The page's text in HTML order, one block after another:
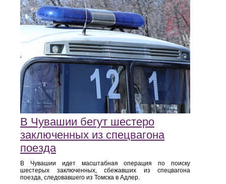
В Чувашии бегут шестеро
заключенных из спецвагона
поезда
В Чувашии идет масштабная операция по поиску
шестерых заключенных, сбежавших из спецвагона
поезда, следовавшего из Томска в Адлер.